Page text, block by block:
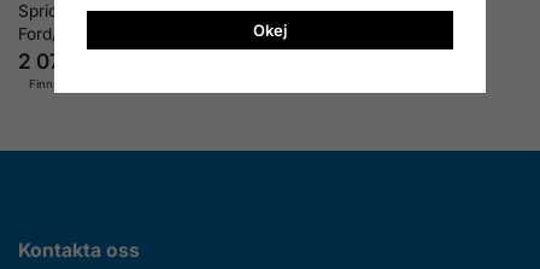
Spridarurdragare
Ford/Volvo/Lincoln EcoBoost
2 076 kr
Finns i lager
Kontakta oss
Okej